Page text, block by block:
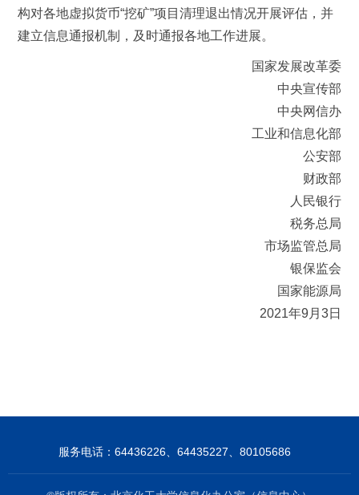
构对各地虚拟货币“挖矿”项目清理退出情况开展评估，并
建立信息通报机制，及时通报各地工作进展。
国家发展改革委
中央宣传部
中央网信办
工业和信息化部
公安部
财政部
人民银行
税务总局
市场监管总局
银保监会
国家能源局
2021年9月3日
服务电话：64436226、64435227、80105686